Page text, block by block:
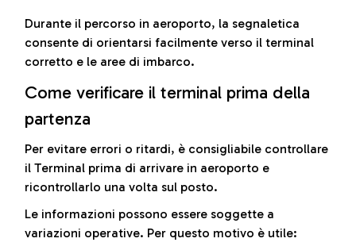
Durante il percorso in aeroporto, la segnaletica
consente di orientarsi facilmente verso il terminal
corretto e le aree di imbarco.
Come verificare il terminal prima della
partenza
Per evitare errori o ritardi, è consigliabile controllare
il Terminal prima di arrivare in aeroporto e
ricontrollarlo una volta sul posto.
Le informazioni possono essere soggette a
variazioni operative. Per questo motivo è utile: